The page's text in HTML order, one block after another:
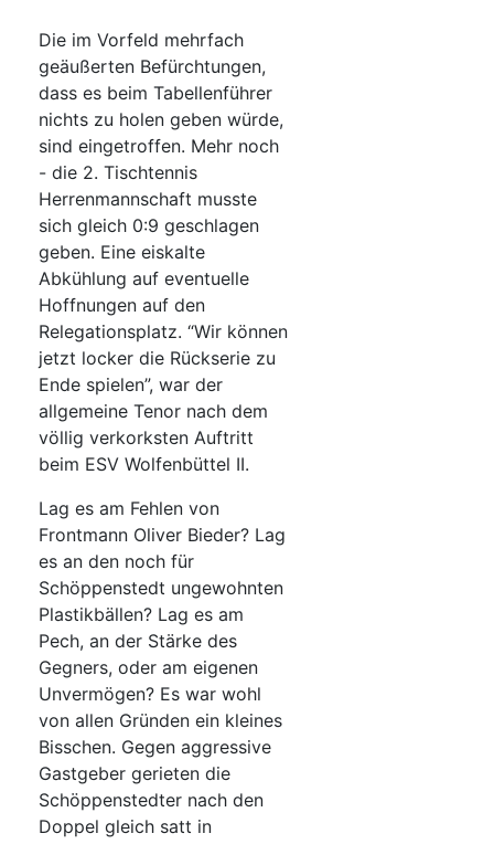
Die im Vorfeld mehrfach
geäußerten Befürchtungen,
dass es beim Tabellenführer
nichts zu holen geben würde,
sind eingetroffen. Mehr noch
- die 2. Tischtennis
Herrenmannschaft musste
sich gleich 0:9 geschlagen
geben. Eine eiskalte
Abkühlung auf eventuelle
Hoffnungen auf den
Relegationsplatz. “Wir können
jetzt locker die Rückserie zu
Ende spielen”, war der
allgemeine Tenor nach dem
völlig verkorksten Auftritt
beim ESV Wolfenbüttel II.
Lag es am Fehlen von
Frontmann Oliver Bieder? Lag
es an den noch für
Schöppenstedt ungewohnten
Plastikbällen? Lag es am
Pech, an der Stärke des
Gegners, oder am eigenen
Unvermögen? Es war wohl
von allen Gründen ein kleines
Bisschen. Gegen aggressive
Gastgeber gerieten die
Schöppenstedter nach den
Doppel gleich satt in